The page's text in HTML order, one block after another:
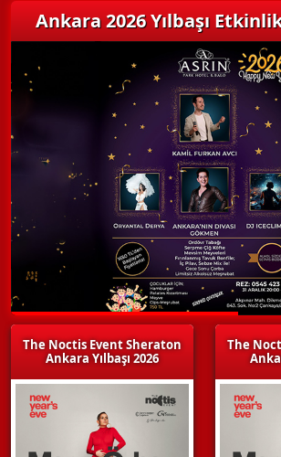
Ankara 2026 Yılbaşı
The Noctis Event Sheraton
Ankara Yılbaşı 2026
The